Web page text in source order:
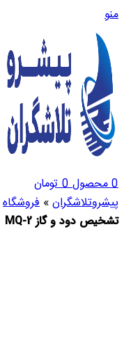
منو
0محصول0تومان
پیشروتلاشگران» فروشگاه
تشخیص دود و گاز MQ-2